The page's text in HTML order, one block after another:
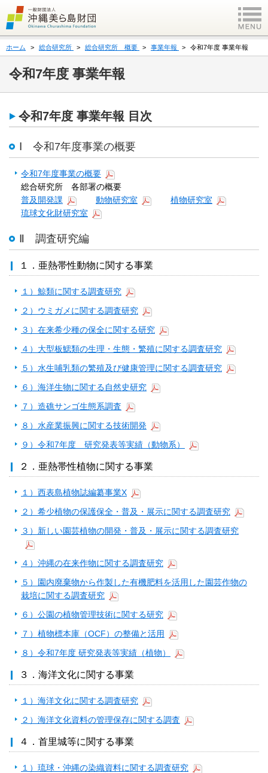
ホーム 総合研究所 総合研究所 概要 事業年報 令和7年度 事業年報
令和7年度 事業年報
令和7年度 事業年報 目次
Ⅰ 令和7年度事業の概要
令和7年度事業の概要
総合研究所 各部署の概要
普及開発課
動物研究室
植物研究室
琉球文化財研究室
Ⅱ 調査研究編
１．亜熱帯性動物に関する事業
１）鯨類に関する調査研究
２）ウミガメに関する調査研究
３）在来希少種の保全に関する研究
４）大型板鰓類の生理・生態・繁殖に関する調査研究
５）水生哺乳類の繁殖及び健康管理に関する調査研究
６）海洋生物に関する自然史研究
７）造礁サンゴ生態系調査
８）水産業振興に関する技術開発
９）令和7年度 研究発表等実績（動物系）
２．亜熱帯性植物に関する事業
１）西表島植物誌編纂事業X
２）希少植物の保護保全・普及・展示に関する調査研究
３）新しい園芸植物の開発・普及・展示に関する調査研究
４）沖縄の在来作物に関する調査研究
５）園内廃棄物から作製した有機肥料を活用した園芸作物の
栽培に関する調査研究
６）公園の植物管理技術に関する研究
７）植物標本庫（OCF）の整備と活用
８）令和7年度 研究発表等実績（植物）
３．海洋文化に関する事業
１）海洋文化に関する調査研究
２）海洋文化資料の管理保存に関する調査
４．首里城等に関する事業
１）琉球・沖縄の染織資料に関する調査研究